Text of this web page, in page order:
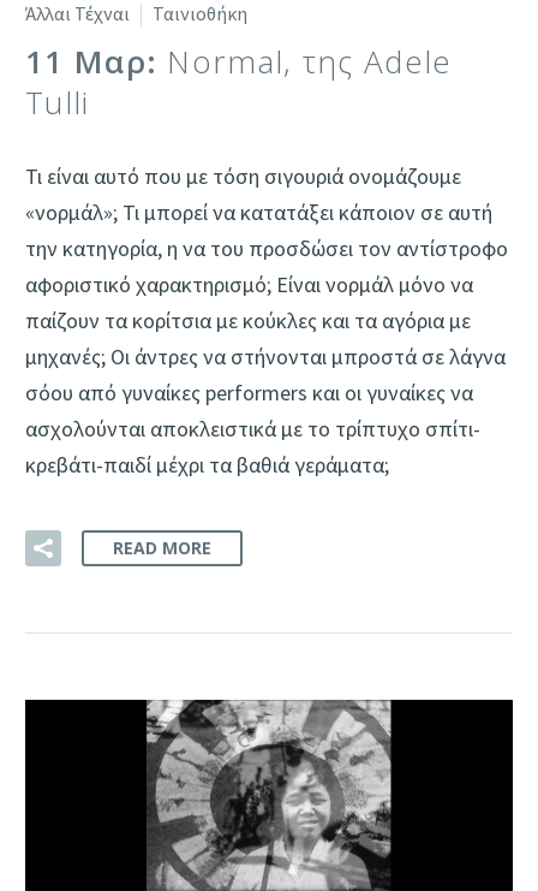
Άλλαι Τέχναι
Ταινιοθήκη
11 Μαρ: Normal, της Adele
Tulli
Τι είναι αυτό που με τόση σιγουριά ονομάζουμε
«νορμάλ»; Τι μπορεί να κατατάξει κάποιον σε αυτή
την κατηγορία, η να του προσδώσει τον αντίστροφο
αφοριστικό χαρακτηρισμό; Είναι νορμάλ μόνο να
παίζουν τα κορίτσια με κούκλες και τα αγόρια με
μηχανές; Οι άντρες να στήνονται μπροστά σε λάγνα
σόου από γυναίκες performers και οι γυναίκες να
ασχολούνται αποκλειστικά με το τρίπτυχο σπίτι-
κρεβάτι-παιδί μέχρι τα βαθιά γεράματα;
READ MORE